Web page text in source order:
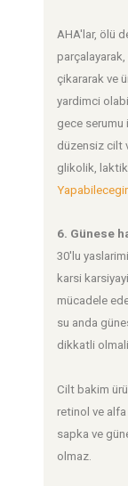
AHA'lar, ölü
çikararak ve
yardimci
gece
düzensiz cilt
glikolik,
6. Günese
30'lu
karsi
mücadele
su anda
dikkatli
Cilt bakim
retinol ve
sapka ve
olmaz.